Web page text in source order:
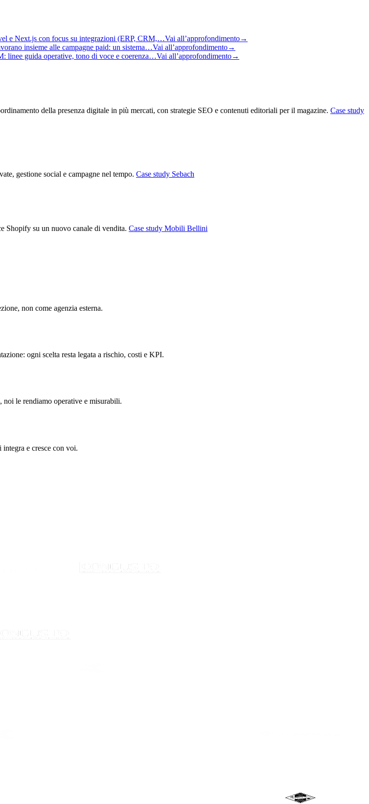
e Next.js con focus su integrazioni (ERP, CRM,…Vai all’approfondimento→
insieme alle campagne paid: un sistema…Vai all’approfondimento→
linee guida operative, tono di voce e coerenza…Vai all’approfondimento→
della presenza digitale in più mercati, con strategie SEO e contenuti editoriali per il magazine. Case study
gestione social e campagne nel tempo. Case study Sebach
Shopify su un nuovo canale di vendita. Case study Mobili Bellini
non come agenzia esterna.
ogni scelta resta legata a rischio, costi e KPI.
le rendiamo operative e misurabili.
integra e cresce con voi.